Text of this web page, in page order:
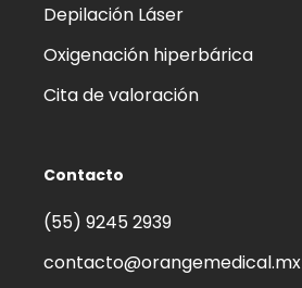
Depilación Láser
Oxigenación hiperbárica
Cita de valoración
Contacto
(55) 9245 2939‬
contacto@orangemedical.mx